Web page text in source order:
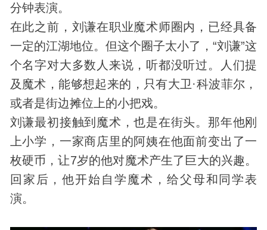
分钟表演。
在此之前，刘谦在职业魔术师圈内，已经具备
一定的江湖地位。但这个圈子太小了，“刘谦”这
个名字对大多数人来说，听都没听过。人们提
及魔术，能够想起来的，只有大卫·科波菲尔，
或者是街边摊位上的小把戏。
刘谦最初接触到魔术，也是在街头。那年他刚
上小学，一家商店里的阿姨在他面前变出了一
枚硬币，让7岁的他对魔术产生了巨大的兴趣。
回家后，他开始自学魔术，给父母和同学表
演。